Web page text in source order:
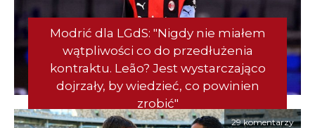
Modrić dla LGdS: "Nigdy nie miałem
wątpliwości co do przedłużenia
kontraktu. Leão? Jest wystarczająco
dojrzały, by wiedzieć, co powinien
zrobić"
29 komentarzy